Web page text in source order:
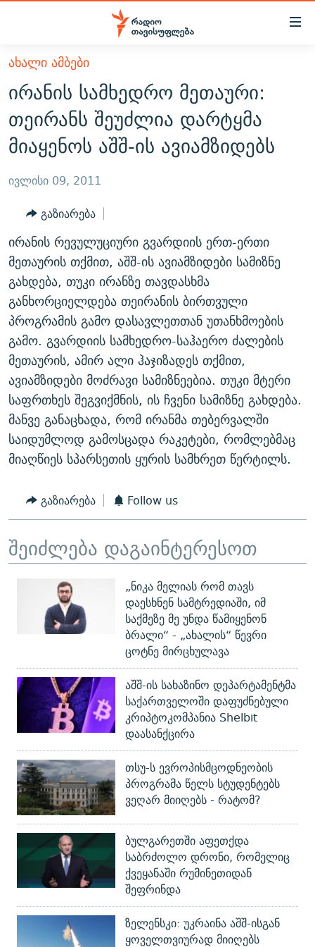
Accessibility
მთავარ
შინაარსზე
დაბრუნება
მთავარ
ნავიგაციაზე
დაბრუნება
ძიებაზე
ᲐᲮᲐᲚᲘ ᲐᲛᲑᲔᲑᲘ
ᲗᲔᲛᲔᲑᲘ
ᲞᲝᲚᲘᲢᲘᲙᲐ
ᲔᲙᲝᲜᲝᲛᲘᲙᲐ
ᲡᲐᲖᲝᲒᲐᲓᲝᲔᲑᲐ
ᲕᲘᲓᲔᲝ
ᲑᲚᲝᲒᲔᲑᲘ
ᲞᲝᲓᲙᲐᲡᲢᲔᲑᲘ
60 ᲓᲔᲪᲘᲑᲔᲚᲘ
ᲒᲐᲜᲙᲘᲗᲮᲕᲘᲡ ᲓᲦᲔ
ᲓᲘᲚᲘᲡ ᲡᲐᲣᲑᲠᲔᲑᲘ
ᲛᲝᲚᲐᲞᲐᲠᲐᲙᲔ ᲢᲔᲥᲡᲢᲔᲑᲘ
ᲨᲘᲜ - ᲣᲪᲮᲝᲔᲗᲨᲘ
ᲚᲘᲢᲔᲠᲐᲢᲣᲠᲣᲚᲘ ᲬᲐᲮᲜᲐᲒᲔᲑᲘ
ᲐᲛᲔᲠᲘᲙᲣᲚᲘ ᲛᲝᲗᲮᲠᲝᲑᲐ
ᲘᲛᲞᲔᲠᲘᲐ ᲓᲐ ᲠᲐᲓᲘᲝ
ᲤᲔᲜᲝᲕᲐᲜᲘ - 2.10
ᲗᲥᲕᲔᲜᲘ ᲞᲣᲑᲚᲘᲙᲐᲪᲘᲔᲑᲘ
ᲞᲠᲝᲔᲥᲢᲔᲑᲘ
ᲣᲙᲠᲐᲘᲜᲐᲨᲘ ᲓᲐᲦᲣᲞᲣᲚᲘ ᲥᲐᲠᲗᲕᲔᲚᲘ ᲛᲔᲑᲠᲫᲝᲚᲔᲑᲘ - 2022
ᲓᲐᲛᲝᲣᲙᲘᲓᲔᲑᲚᲝᲑᲘᲡ 100 ᲬᲔᲚᲘ
ᲩᲔᲛᲘ ᲡᲘᲙᲕᲓᲘᲚᲘᲡ ᲛᲘᲖᲔᲖᲘᲐ COVID-19
11 ᲬᲔᲚᲘ - 11 ᲐᲛᲑᲐᲕᲘ
ᲡᲐᲞᲐᲠᲚᲐᲛᲔᲜᲢᲝ ᲐᲠᲩᲔᲕᲜᲔᲑᲘᲡ ᲘᲡᲢᲝᲠᲘᲐ
ᲑᲐᲕᲨᲕᲔᲑᲘ ᲞᲠᲝᲡᲢᲘᲢᲣᲪᲘᲐᲨᲘ - ᲐᲛᲝᲣᲗᲥᲛᲔᲚᲘ ᲐᲛᲑᲐᲕᲘ
5 ᲐᲛᲑᲐᲕᲘ - 20 ᲘᲕᲜᲘᲡᲡ ᲓᲐᲨᲐᲕᲔᲑᲣᲚᲔᲑᲘ
ᲐᲒᲕᲘᲡᲢᲝᲡ ᲝᲛᲘ
ЭХО КАВКАЗА
ᲒᲐᲛᲝᲘᲬᲔᲠᲔ
რთე/რთ-ის ყველა საიტი
ᲐᲮᲐᲚᲘ ᲐᲛᲑᲔᲑᲘ
ირანის სამხედრო მეთაური:
თეირანს შეუძლია დარტყმა
მიაყენოს აშშ-ის ავიამზიდებს
ივლისი 09, 2011
გაზიარება
ირანის რევულუციური გვარდიის ერთ-ერთი
მეთაურის თქმით, აშშ-ის ავიამზიდები სამიზნე
გახდება, თუკი ირანზე თავდასხმა
განხორციელდება თეირანის ბირთვული
პროგრამის გამო დასავლეთთან უთანხმოების
გამო. გვარდიის სამხედრო-საჰაერო ძალების
მეთაურის, ამირ ალი ჰაჯიზადეს თქმით,
ავიამზიდები მოძრავი სამიზნეებია. თუკი მტერი
საფრთხეს შეგვიქმნის, ის ჩვენი სამიზნე გახდება.
მანვე განაცხადა, რომ ირანმა თებერვალში
საიდუმლოდ გამოსცადა რაკეტები, რომლებმაც
მიაღწიეს სპარსეთის ყურის სამხრეთ წერტილს.
გაზიარება Follow us
შეიძლება დაგაინტერესოთ
„ნიკა მელიას რომ თავს
დაესხნენ სამტრედიაში, იმ
საქმეზე მე უნდა წამიყენონ
ბრალი“ - „ახალის“ წევრი
ცოტნე მირცხულავა
აშშ-ის სახაზინო დეპარტამენტმა
საქართველოში დაფუძნებული
კრიპტოკომპანია Shelbit
დაასანქცირა
თსუ-ს ევროპისმცოდნეობის
პროგრამა წელს სტუდენტებს
ვეღარ მიიღებს - რატომ?
ბულგარეთში აფეთქდა
საბრძოლო დრონი, რომელიც
ქვეყანაში რუმინეთიდან
შეფრინდა
ზელენსკი: უკრაინა აშშ-ისგან
ყოველთვიურად მიიღებს